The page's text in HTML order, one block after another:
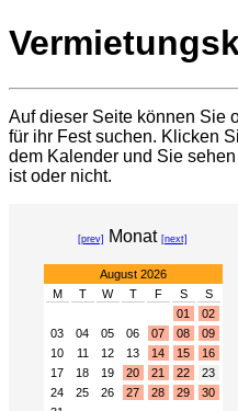
Auf dieser Seite können Sie
für ihr Fest suchen. Klicken
dem Kalender und Sie
ist oder nicht.
[prev] Monat [next]
August 2026
M
T W T F S
S
01
02
03
04 05 06 07 08
09
10
11 12 13 14 15
16
17
18 19 20 21 22
23
24
25 26 27 28 29
30